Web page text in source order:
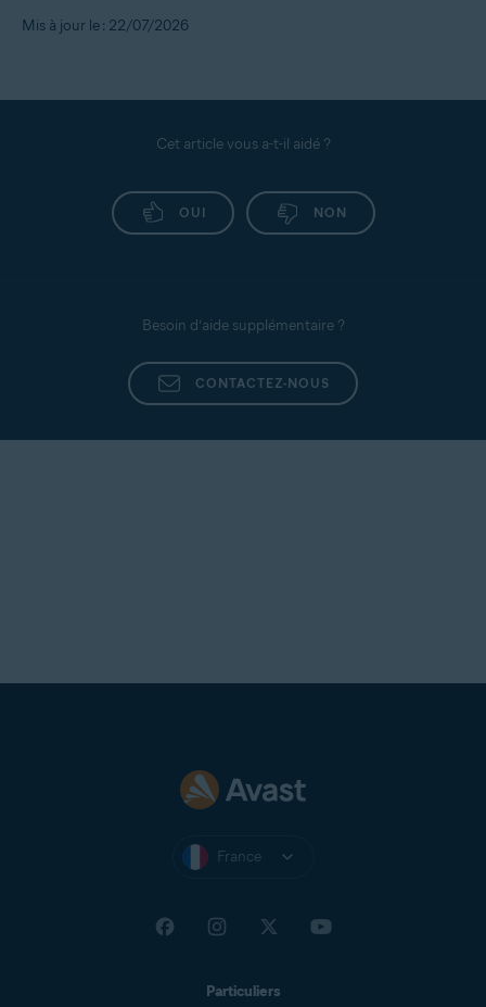
Mis à jour le : 22/07/2026
Cet article vous a-t-il aidé ?
OUI NON
Besoin d’aide supplémentaire ?
CONTACTEZ-NOUS
France
Particuliers